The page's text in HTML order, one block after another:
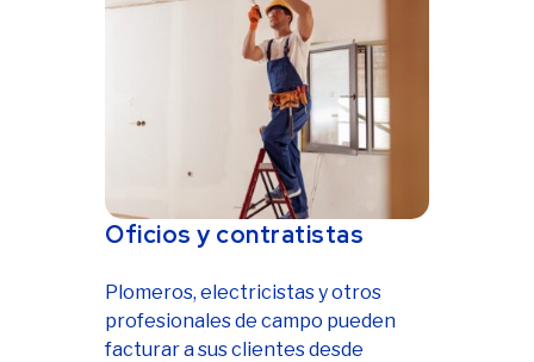
Oficios y contratistas
Plomeros, electricistas y otros
profesionales de campo pueden
facturar a sus clientes desde